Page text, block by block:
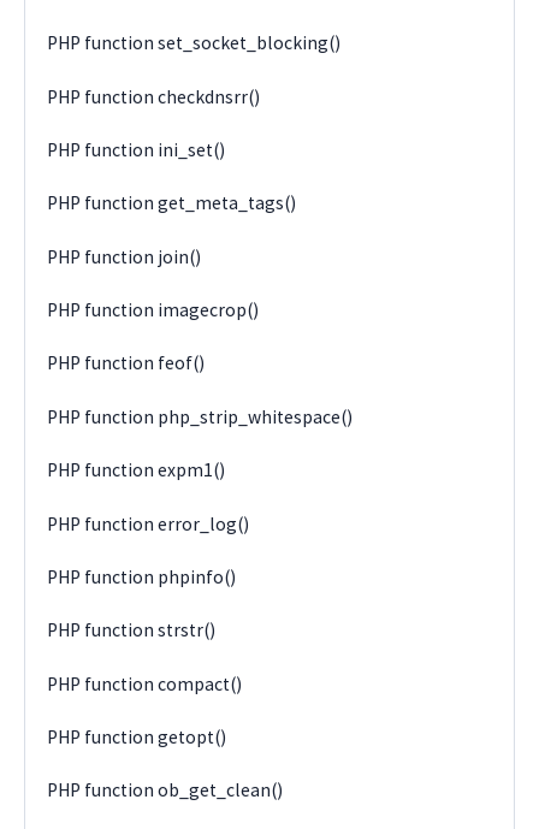
PHP function set_socket_blocking()
PHP function checkdnsrr()
PHP function ini_set()
PHP function get_meta_tags()
PHP function join()
PHP function imagecrop()
PHP function feof()
PHP function php_strip_whitespace()
PHP function expm1()
PHP function error_log()
PHP function phpinfo()
PHP function strstr()
PHP function compact()
PHP function getopt()
PHP function ob_get_clean()